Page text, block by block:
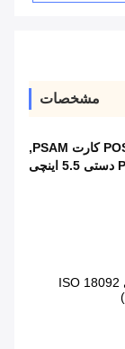
مشخصات
,
استاندارد ISO14443 نوع A/B (پشتیبانی ISO 18092